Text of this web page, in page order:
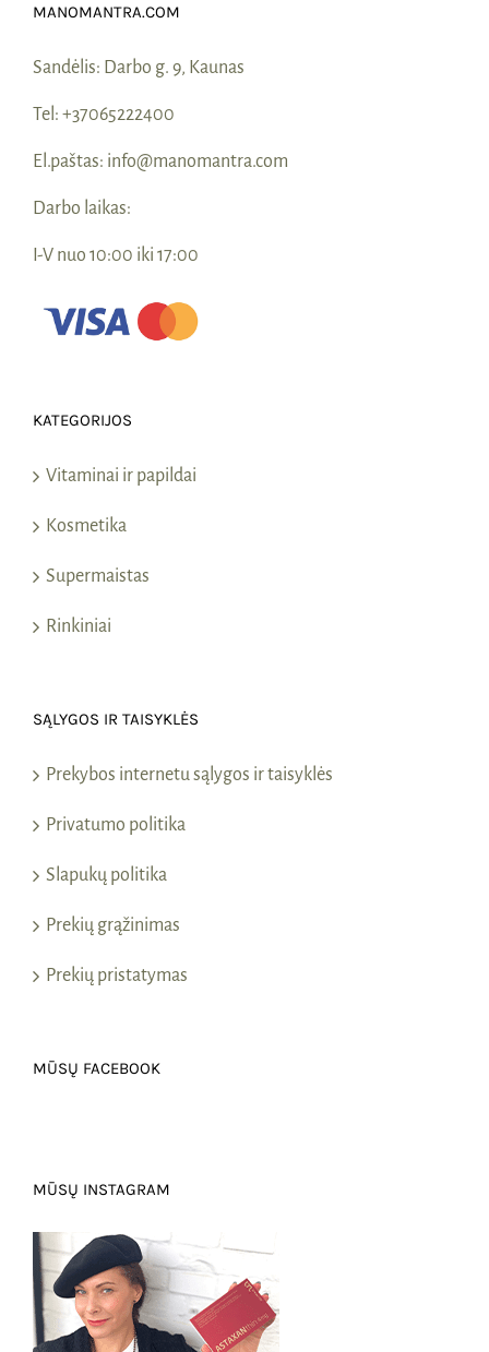
MANOMANTRA.COM
Sandėlis: Darbo g. 9, Kaunas
Tel: +37065222400
El.paštas: info@manomantra.com
Darbo laikas:
I-V nuo 10:00 iki 17:00
KATEGORIJOS
Vitaminai ir papildai
Kosmetika
Supermaistas
Rinkiniai
SĄLYGOS IR TAISYKLĖS
Prekybos internetu sąlygos ir taisyklės
Privatumo politika
Slapukų politika
Prekių grąžinimas
Prekių pristatymas
MŪSŲ FACEBOOK
MŪSŲ INSTAGRAM